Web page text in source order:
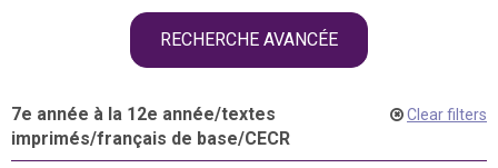
RECHERCHE AVANCÉE
7e année à la 12e année/textes
imprimés/français de base/CECR
Clear filters